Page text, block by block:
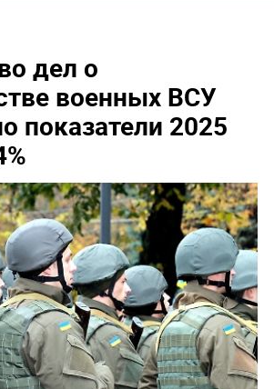
дел о
военных ВСУ
показатели 2025